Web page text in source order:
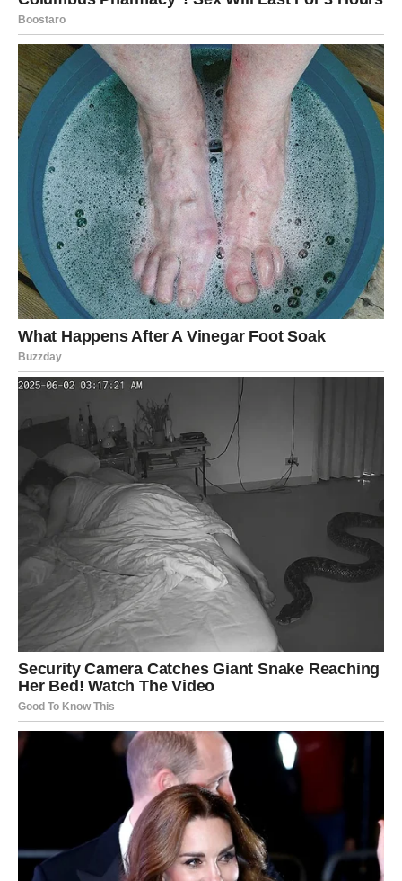
pristajete na manje nego što zaslužujete.
Finansijski – dobar znak za rešavanje problema. Ovo je
vikend kada Jarac oseća olakšanje i tiho zadovoljstvo. Ne
morate svima objašnjavati svoje poteze.
VODOLIJA
Vodolija ovog vikenda oseća nemir, ali i snažnu želju za
oslobađanjem. Ciganske karte govore o iznenadnom
razgovoru ili susretu koji menja način razmišljanja. Ljubav
može biti nepredvidiva – neko vas iznenađuje
ponašanjem.
Ovo je vikend introspekcije i novih ideja. Ne bežite od
onoga što osećate – upravo tu leži odgovor.
RIBE
Ribe su pod magičnom zaštitom
ovog vikenda. Ciganska
sudbina govori o snovima, intuiciji i znakovima koji dolaze
kroz sitnice. Ljubav vam donosi nežnost, romantiku i
osećaj da ste voljeni.
Slobodne Ribe mogu započeti emotivnu priču, dok
zauzete produbljuju odnos. Ovo je vikend ispunjenja, ali i
duhovnog rasta. Verujte onome što osećate – nećete
pogrešiti.